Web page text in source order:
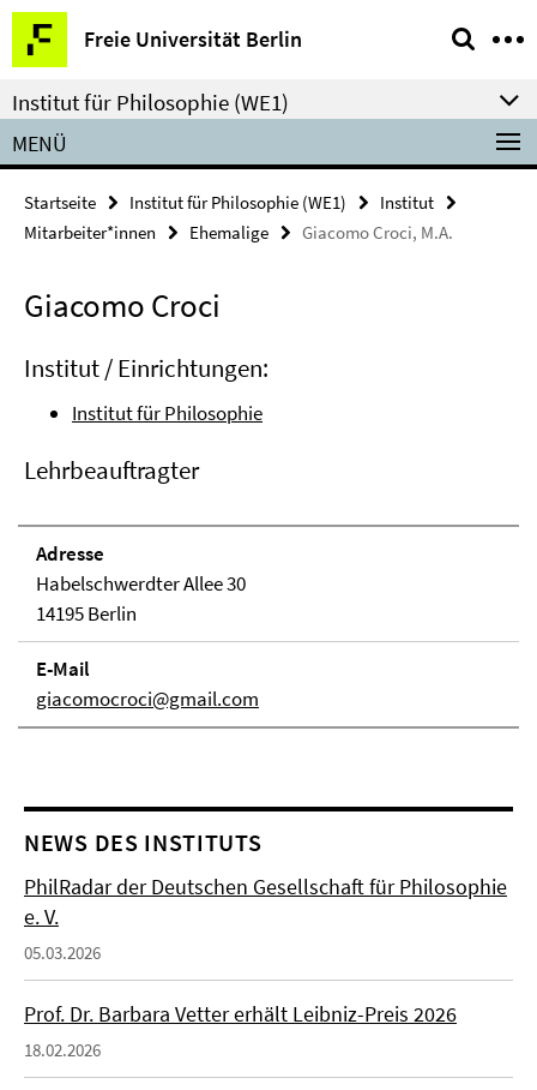
Springe
direkt
zu
Inhalt
Freie Universität Berlin
Service-
Navigation
Institut für Philosophie (WE1)
MENÜ
Startseite Institut für Philosophie (WE1)
Institut
Mitarbeiter*innen
Ehemalige Giacomo Croci, M.A.
Giacomo Croci
Institut / Einrichtungen:
Institut für Philosophie
Lehrbeauftragter
Adresse
Habelschwerdter Allee 30
14195 Berlin
E-Mail
giacomocroci@gmail.com
NEWS DES INSTITUTS
PhilRadar der Deutschen Gesellschaft für Philosophie
e. V.
05.03.2026
Prof. Dr. Barbara Vetter erhält Leibniz-Preis 2026
18.02.2026